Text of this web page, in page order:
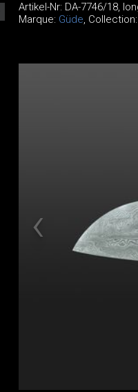
Artikel-Nr: DA-7746/18,
Marque: Güde, Collection: